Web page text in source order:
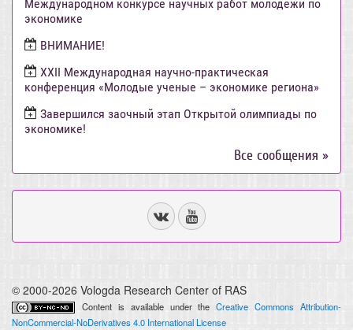
Международном конкурсе научных работ молодежи по
экономике
ВНИМАНИЕ!
ХХII Международная научно-практическая
конференция «Молодые ученые – экономике региона»
Завершился заочный этап Открытой олимпиады по
экономике!
Все сообщения »
© 2000-2026 Vologda Research Center of RAS
Content is available under theCreative Commons Attribution-
NonCommercial-NoDerivatives 4.0 International License